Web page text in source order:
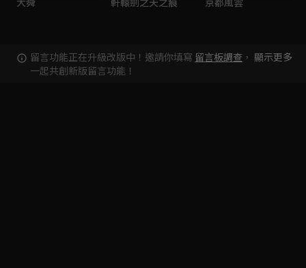
留言功能正在升級改版中！邀請你填寫 留言板調查 ，
一起共創新版留言功能！
顯示更多